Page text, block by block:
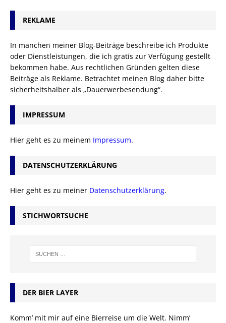
REKLAME
In manchen meiner Blog-Beiträge beschreibe ich Produkte
oder Dienstleistungen, die ich gratis zur Verfügung gestellt
bekommen habe. Aus rechtlichen Gründen gelten diese
Beiträge als Reklame. Betrachtet meinen Blog daher bitte
sicherheitshalber als „Dauerwerbesendung“.
IMPRESSUM
Hier geht es zu meinem Impressum.
DATENSCHUTZERKLÄRUNG
Hier geht es zu meiner Datenschutzerklärung.
STICHWORTSUCHE
DER BIER LAYER
Komm’ mit mir auf eine Bierreise um die Welt. Nimm’